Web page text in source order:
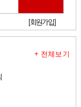
[회원가입]
+ 전체보기